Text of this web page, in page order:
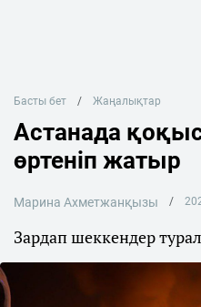
Басты бет Жаңалықтар
Астанада
өртеніп жатыр
Марина Ахметжанқызы
Зардап шеккендер